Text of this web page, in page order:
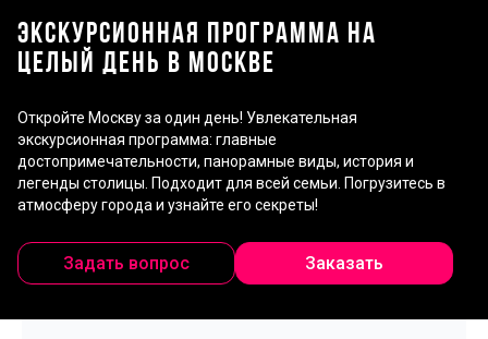
ЭКСКУРСИОННАЯ ПРОГРАММА НА
ЦЕЛЫЙ ДЕНЬ В МОСКВЕ
Откройте Москву за один день! Увлекательная
экскурсионная программа: главные
достопримечательности, панорамные виды, история и
легенды столицы. Подходит для всей семьи. Погрузитесь в
атмосферу города и узнайте его секреты!
Задать вопрос Заказать